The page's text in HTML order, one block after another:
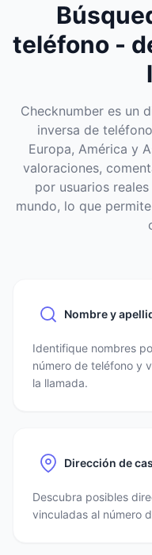
teléfono -
Checknumber es un
inversa de
Europa, América y
valoraciones,
por usuarios
mundo, lo que
Nombre y
Identifique nombres
número de teléfono y
la llamada.
Dirección de
Descubra posibles
vinculadas al número